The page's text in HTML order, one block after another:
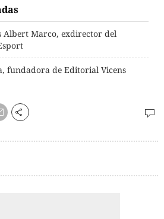
Albert Marco, exdirector del
fundadora de Editorial Vicens